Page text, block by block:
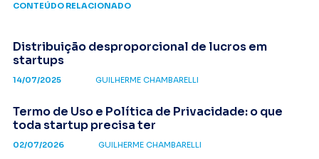
CONTEÚDO RELACIONADO
Distribuição desproporcional de lucros em
startups
14/07/2025 GUILHERME CHAMBARELLI
Termo de Uso e Política de Privacidade: o que
toda startup precisa ter
02/07/2026 GUILHERME CHAMBARELLI